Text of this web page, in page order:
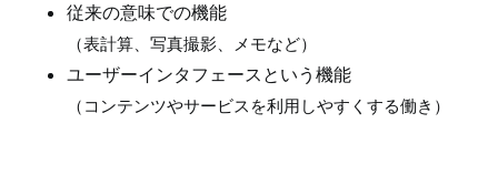
従来の意味での機能
（表計算、写真撮影、メモなど）
ユーザーインタフェースという機能
（コンテンツやサービスを利用しやすくする働き）